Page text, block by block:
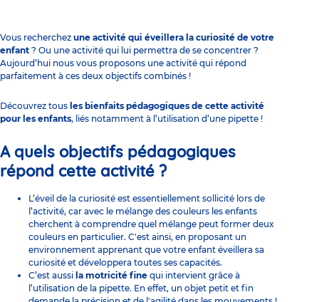
Vous recherchez une activité qui éveillera la curiosité de votre
enfant ? Ou une activité qui lui permettra de se concentrer ?
Aujourd’hui nous vous proposons une activité qui répond
parfaitement à ces deux objectifs combinés !
Découvrez tous les bienfaits pédagogiques de cette activité
pour les enfants, liés notamment à l’utilisation d’une pipette !
A quels objectifs pédagogiques
répond cette activité ?
L’éveil de la curiosité est essentiellement sollicité lors de
l’activité, car avec le mélange des couleurs les enfants
cherchent à comprendre quel mélange peut former deux
couleurs en particulier. C'est ainsi, en proposant un
environnement apprenant que votre enfant éveillera sa
curiosité et développera toutes ses capacités.
C’est aussi la motricité fine qui intervient grâce à
l’utilisation de la pipette. En effet, un objet petit et fin